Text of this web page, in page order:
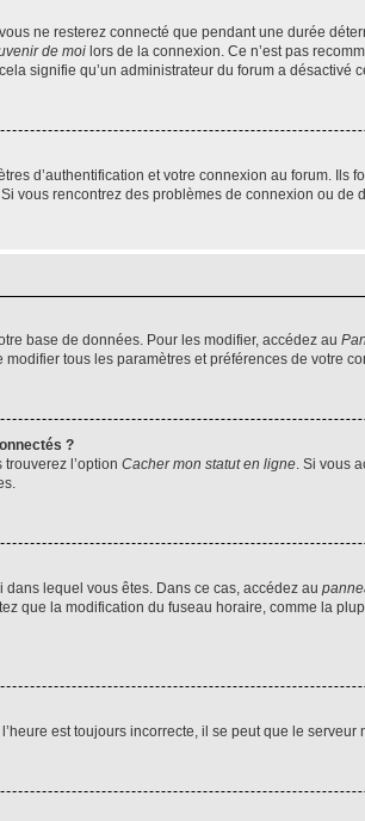
ne resterez connecté que pendant une durée
de moi lors de la connexion. Ce n’est pas
signifie qu’un administrateur du forum a désactivé
d’authentification et votre connexion au forum.
vous rencontrez des problèmes de connexion ou
base de données. Pour les modifier, accédez au
tous les paramètres et préférences de votre
?
l’option Cacher mon statut en ligne. Si vous
dans lequel vous êtes. Dans ce cas, accédez au
que la modification du fuseau horaire, comme la
est toujours incorrecte, il se peut que le